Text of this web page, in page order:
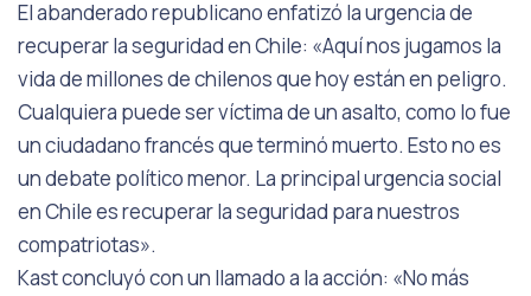
El abanderado republicano enfatizó la urgencia de
recuperar la seguridad en Chile: «Aquí nos jugamos la
vida de millones de chilenos que hoy están en peligro.
Cualquiera puede ser víctima de un asalto, como lo fue
un ciudadano francés que terminó muerto. Esto no es
un debate político menor. La principal urgencia social
en Chile es recuperar la seguridad para nuestros
compatriotas».
Kast concluyó con un llamado a la acción: «No más